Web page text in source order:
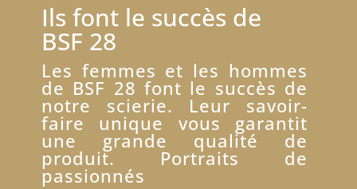
Ils font le succès de
BSF 28
Les femmes et les hommes
de BSF 28 font le succès de
notre scierie. Leur savoir-
faire unique vous garantit
une grande qualité de
produit. Portraits de
passionnés